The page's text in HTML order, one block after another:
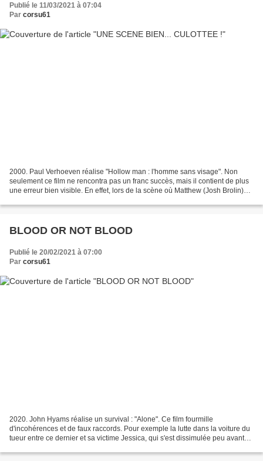
Publié le 11/03/2021 à 07:04
Par corsu61
2000. Paul Verhoeven réalise "Hollow man : l'homme sans visage". Non
seulement ce film ne rencontra pas un franc succès, mais il contient de plus
une erreur bien visible. En effet, lors de la scène où Matthew (Josh Brolin)
BLOOD OR NOT BLOOD
Publié le 20/02/2021 à 07:00
Par corsu61
2020. John Hyams réalise un survival : "Alone". Ce film fourmille
d'incohérences et de faux raccords. Pour exemple la lutte dans la voiture du
tueur entre ce dernier et sa victime Jessica, qui s'est dissimulée peu avant